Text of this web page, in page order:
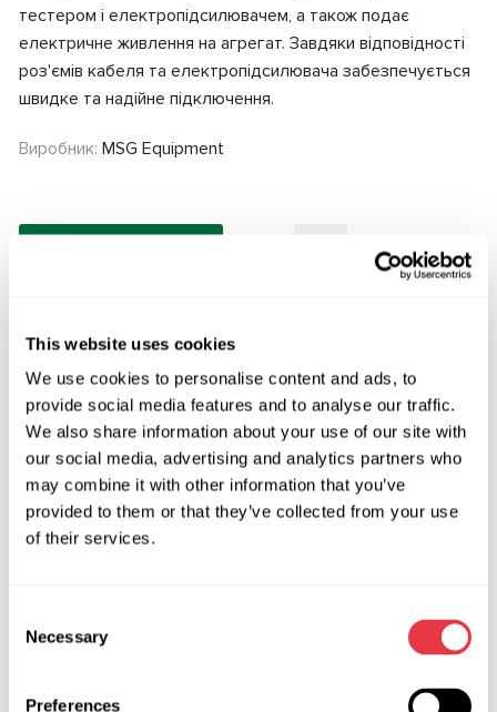
This website uses cookies
We use cookies to personalise content and ads, to
provide social media features and to analyse our traffic.
We also share information about your use of our site with
our social media, advertising and analytics partners who
may combine it with other information that you’ve
provided to them or that they’ve collected from your use
of their services.
Selection
Necessary
Preferences
тестером і електропідсилювачем, а також подає
електричне живлення на агрегат. Завдяки відповідності
роз'ємів кабеля та електропідсилювача забезпечується
швидке та надійне підключення.
Виробник: MSG Equipment
OEM
MS3701718P, 04550200, 04550201, 04550300,
04550500, 04550600, 150113, 150114, 150242, 150489,
17BE003, 17BE004, 17BE005, 17BE006, 17BE007, 40079C,
4007Q5, 40071E, 40072E, 4007AZ, 4007CC, 4007CE,
4007R2, 4007R6, 4007S3, 4007X7, 491107211R,
49110BN700, 49110BN70B, 49111BN70B, 4912500Q0E,
851525646, 9642244980, 9642245180, BECT01P,
CI9302, CI9304R, CSP70315GS, CSP71303GS, DSP335,